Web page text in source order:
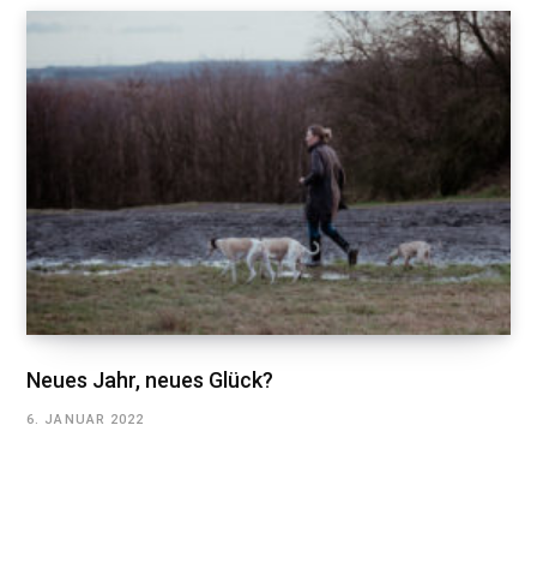
Neues Jahr, neues Glück?
6. JANUAR 2022